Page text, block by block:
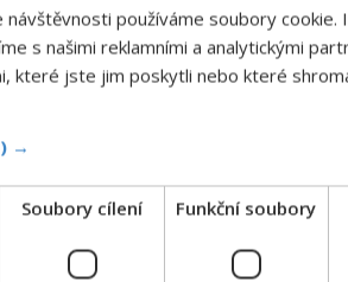
návštěvnosti používáme soubory cookie.
s našimi reklamními a analytickými
které jste jim poskytli nebo které
→
Soubory cílení Funkční soubory